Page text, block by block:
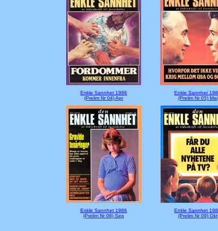
Enkle Sannhet 1986
(Prelim Nr 04) Apr
Enkle Sannhet
(Prelim Nr 05) Mai
Enkle Sannhet 1986
(Prelim Nr 08) Sep
Enkle Sannhet
(Prelim Nr 09) Okt